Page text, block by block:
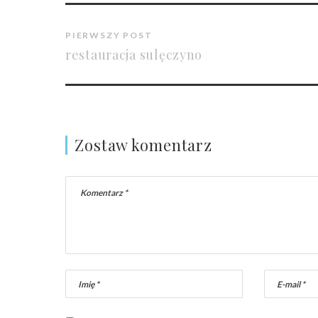
PIERWSZY POST
restauracja sulęczyno
Zostaw komentarz